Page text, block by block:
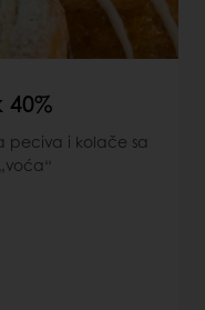
peciva i kolače sa